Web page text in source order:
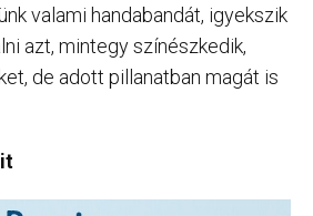
valami handabandát, igyekszik
azt, mintegy színészkedik,
de adott pillanatban magát is